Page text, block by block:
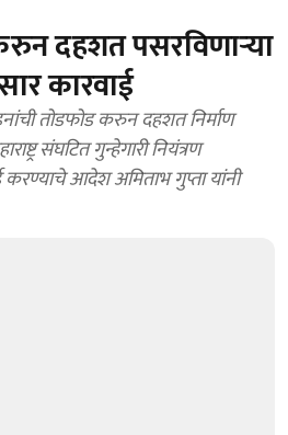
दहशत पसरविणाऱ्या
कारवाई
तोडफोड करुन दहशत निर्माण
संघटित गुन्हेगारी नियंत्रण
करण्याचे आदेश अमिताभ गुप्ता यांनी